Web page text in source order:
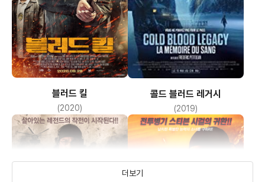
블러드 킬
(2020)
콜드 블러드 레거시
(2019)
더보기